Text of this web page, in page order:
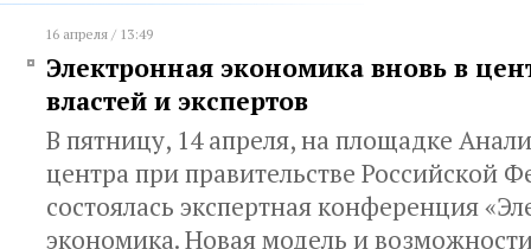
16 апреля / 13:49
Электронная экономика вновь в
властей и экспертов
В пятницу, 14 апреля, на площадке
центра при правительстве Российской
состоялась экспертная конференция
экономика. Новая модель и